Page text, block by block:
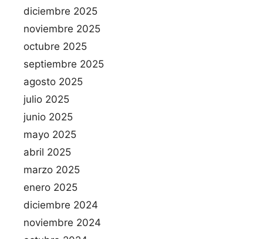
diciembre 2025
noviembre 2025
octubre 2025
septiembre 2025
agosto 2025
julio 2025
junio 2025
mayo 2025
abril 2025
marzo 2025
enero 2025
diciembre 2024
noviembre 2024